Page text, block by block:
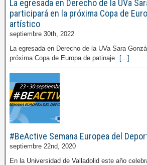
La egresada en Derecho de la UVa
participará en la próxima Copa de
artístico
septiembre 30th, 2022
La egresada en Derecho de la UVa Sara
próxima Copa de Europa de patinaje
[...]
#BeActive Semana Europea del
septiembre 22nd, 2020
En la Universidad de Valladolid este año